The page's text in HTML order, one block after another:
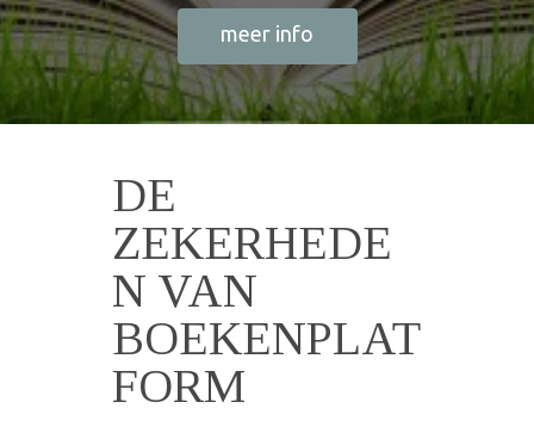
meer info
DE
ZEKERHEDE
N VAN
BOEKENPLAT
FORM